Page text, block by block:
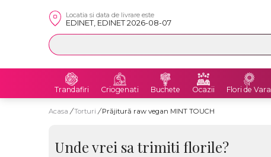
Locatia si data de livrare este
EDINET, EDINET 2026-08-07
Trandafiri Criogenati Buchete Ocazii Flori de Vara
Acasa / Torturi / Prăjitură raw vegan MINT TOUCH
Unde vrei sa trimiti florile?